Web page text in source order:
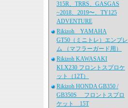
315R、TRRS、GASGAS
~2018、2019〜、TY125
ADVENTURE
Rikizoh YAMAHA
GT50（ミニトレ）エンブレ
ム （マフラーガード用）
Rikizoh KAWASAKI
KLX230 フロントスプロケ
ット（12T）
Rikizoh HONDA GB350 /
GB350S フロントスプロ
ケット 15T